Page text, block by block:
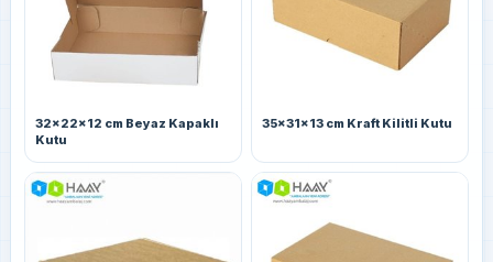
32x22x12 cm Beyaz Kapaklı
Kutu
35x31x13 cm Kraft Kilitli Kutu